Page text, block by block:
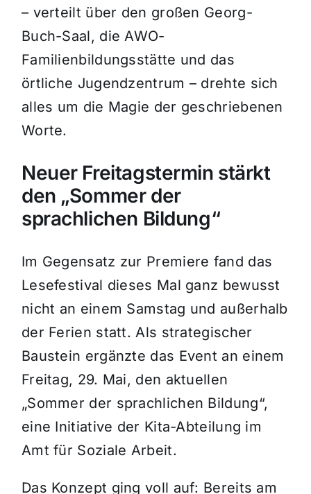
– verteilt über den großen Georg-
Buch-Saal, die AWO-
Familienbildungsstätte und das
örtliche Jugendzentrum – drehte sich
alles um die Magie der geschriebenen
Worte.
Neuer Freitagstermin stärkt
den „Sommer der
sprachlichen Bildung“
Im Gegensatz zur Premiere fand das
Lesefestival dieses Mal ganz bewusst
nicht an einem Samstag und außerhalb
der Ferien statt. Als strategischer
Baustein ergänzte das Event an einem
Freitag, 29. Mai, den aktuellen
„Sommer der sprachlichen Bildung“,
eine Initiative der Kita-Abteilung im
Amt für Soziale Arbeit.
Das Konzept ging voll auf: Bereits am